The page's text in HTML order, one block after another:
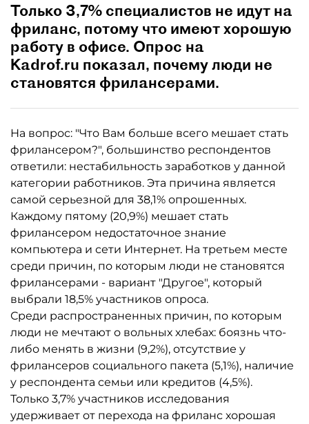
Только 3,7% специалистов не идут на
фриланс, потому что имеют хорошую
работу в офисе. Опрос на
Kadrof.ru показал, почему люди не
становятся фрилансерами.
На вопрос: "Что Вам больше всего мешает стать
фрилансером?", большинство респондентов
ответили: нестабильность заработков у данной
категории работников. Эта причина является
самой серьезной для 38,1% опрошенных.
Каждому пятому (20,9%) мешает стать
фрилансером недостаточное знание
компьютера и сети Интернет. На третьем месте
среди причин, по которым люди не становятся
фрилансерами - вариант "Другое", который
выбрали 18,5% участников опроса.
Среди распространенных причин, по которым
люди не мечтают о вольных хлебах: боязнь что-
либо менять в жизни (9,2%), отсутствие у
фрилансеров социального пакета (5,1%), наличие
у респондента семьи или кредитов (4,5%).
Только 3,7% участников исследования
удерживает от перехода на фриланс хорошая